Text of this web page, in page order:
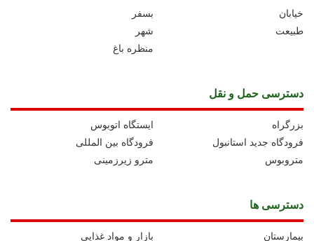
بسفر
خیابان
شهر
طبیعت
منظره باغ
دسترسی حمل و نقل
ايستگاه اتوبوس
بزرگراه
فرودگاه بین المللی
فرودگاه جدید استانبول
مترو زیرزمینی
متروبوس
دسترسی ها
بازار و مواد غذایی
بیمارستان